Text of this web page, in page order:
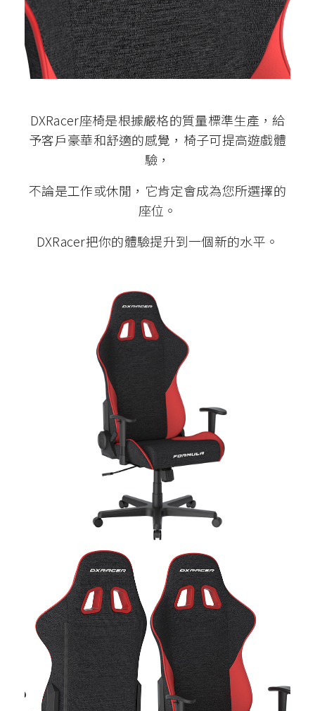
DXRacer座椅是根據嚴格的質量標準生產，給
予客戶豪華和舒適的感覺，椅子可提高遊戲體
驗，
不論是工作或休閒，它肯定會成為您所選擇的
座位。
DXRacer把你的體驗提升到一個新的水平。